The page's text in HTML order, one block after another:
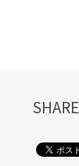
SHARE